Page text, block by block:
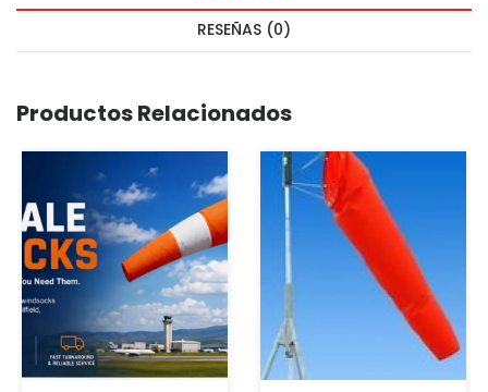
RESEÑAS (0)
Productos Relacionados